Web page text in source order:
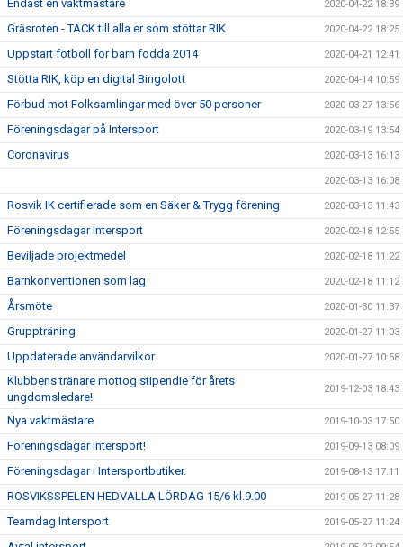
Endast en vaktmästare 2020-04-22 18:39
Gräsroten - TACK till alla er som stöttar RIK 2020-04-22 18:25
Uppstart fotboll för barn födda 2014 2020-04-21 12:41
Stötta RIK, köp en digital Bingolott 2020-04-14 10:59
Förbud mot Folksamlingar med över 50 personer 2020-03-27 13:56
Föreningsdagar på Intersport 2020-03-19 13:54
Coronavirus 2020-03-13 16:13
2020-03-13 16:08
Rosvik IK certifierade som en Säker & Trygg förening 2020-03-13 11:43
Föreningsdagar Intersport 2020-02-18 12:55
Beviljade projektmedel 2020-02-18 11:22
Barnkonventionen som lag 2020-02-18 11:12
Årsmöte 2020-01-30 11:37
Gruppträning 2020-01-27 11:03
Uppdaterade användarvilkor 2020-01-27 10:58
Klubbens tränare mottog stipendie för årets
ungdomsledare!
2019-12-03 18:43
Nya vaktmästare 2019-10-03 17:50
Föreningsdagar Intersport! 2019-09-13 08:09
Föreningsdagar i Intersportbutiker. 2019-08-13 17:11
ROSVIKSSPELEN HEDVALLA LÖRDAG 15/6 kl.9.00 2019-05-27 11:28
Teamdag Intersport 2019-05-27 11:24